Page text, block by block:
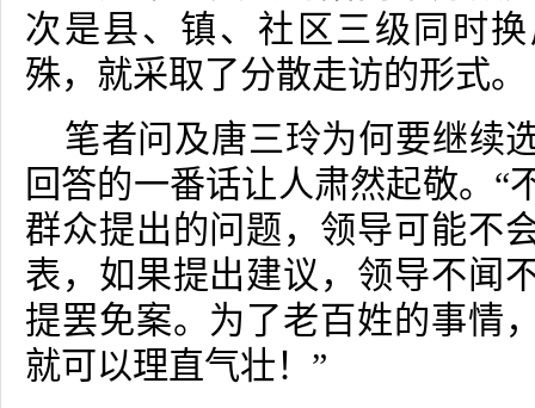
次是县、镇、社区三级同时
殊，就采取了分散走访的形式。
笔者问及唐三玲为何要继续
回答的一番话让人肃然起敬。“
群众提出的问题，领导可能不
表，如果提出建议，领导不闻
提罢免案。为了老百姓的事情
就可以理直气壮！”